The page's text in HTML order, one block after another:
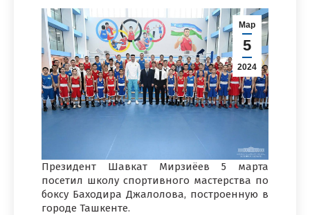
Мар
5
2024
Президент Шавкат Мирзиёев 5 марта
посетил школу спортивного мастерства по
боксу Баходира Джалолова, построенную в
городе Ташкенте.